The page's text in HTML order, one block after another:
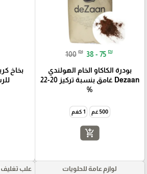
100 ₪ 38 - 75 ₪
بودرة الكاكاو الخام الهولندي
Dezaan غامق بنسبة تركيز 20-22
%
500 غم 1 كغم
add_shopping_cart
بخاخ
لوازم عامة للحلويات